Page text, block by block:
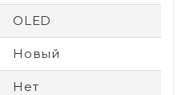
OLED
Новый
Нет